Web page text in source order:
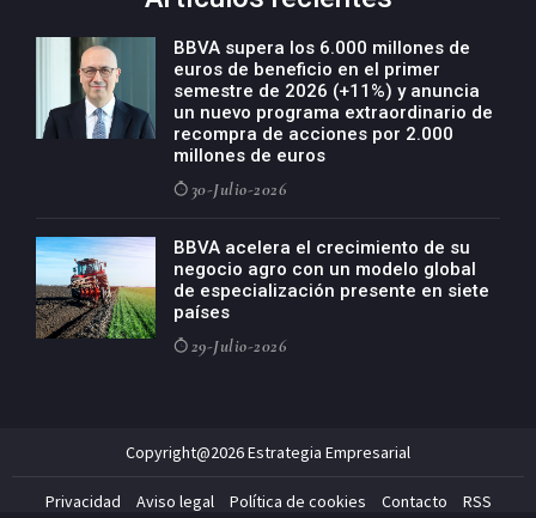
BBVA supera los 6.000 millones de
euros de beneficio en el primer
semestre de 2026 (+11%) y anuncia
un nuevo programa extraordinario de
recompra de acciones por 2.000
millones de euros
30-Julio-2026
BBVA acelera el crecimiento de su
negocio agro con un modelo global
de especialización presente en siete
países
29-Julio-2026
Copyright@2026 Estrategia Empresarial
Privacidad Aviso legal Política de cookies Contacto RSS